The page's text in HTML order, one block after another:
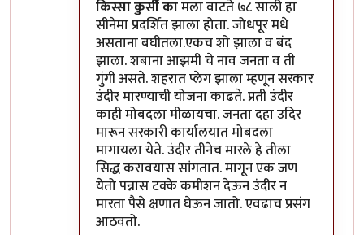
In reply toहो ना आणि आँधी वर बंदी आणली
किस्सा कुर्सी कामला वाटते ७८ साली हा
सीनेमा प्रदर्शित झाला होता. जोधपूर मधे
असताना बघीतला.एकच शो झाला व बंद
झाला. शबाना आझमी चे नाव जनता व ती
गुंगी असते. शहरात प्लेग झाला म्हणून सरकार
उंदीर मारण्याची योजना काढते. प्रती उंदीर
काही मोबदला मीळायचा. जनता दहा उदिर
मारून सरकारी कार्यालयात मोबदला
मागायला येते. उंदीर तीनेच मारले हे तीला
सिद्ध करावयास सांगतात. मागून एक जण
येतो पन्नास टक्के कमीशन देऊन उंदीर न
मारता पैसे क्षणात घेऊन जातो. एवढाच प्रसंग
आठवतो.